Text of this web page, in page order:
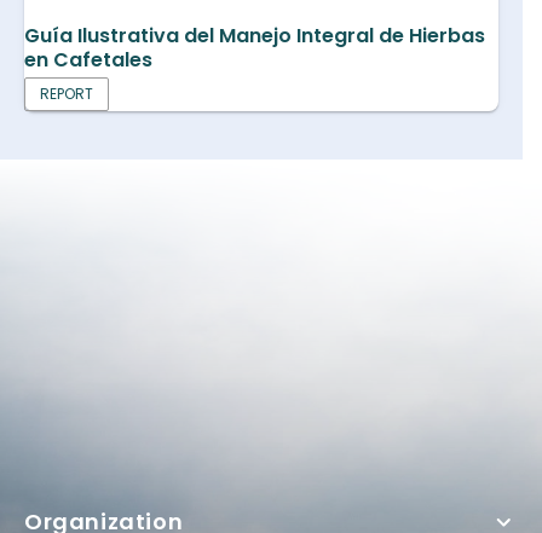
Guía Ilustrativa del Manejo Integral de Hierbas
en Cafetales
REPORT
Organization